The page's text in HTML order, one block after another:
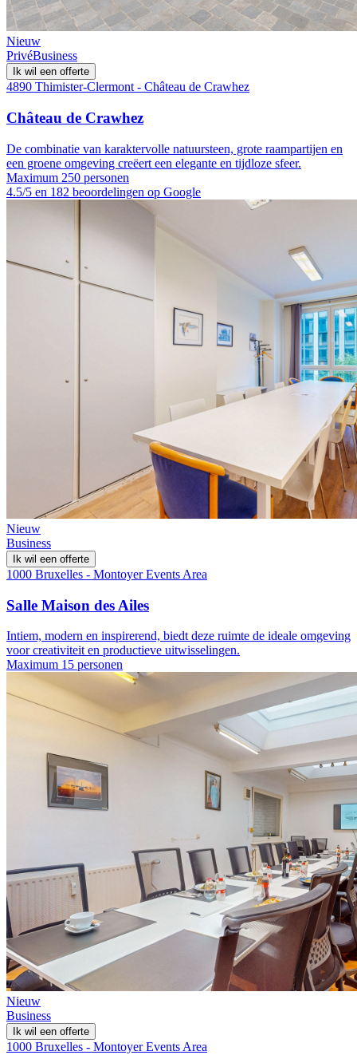
Nieuw
PrivéBusiness
Ik wil een offerte
4890 Thimister-Clermont - Château de Crawhez
Château de Crawhez
De combinatie van karaktervolle natuursteen, grote raampartijen en
een groene omgeving creëert een elegante en tijdloze sfeer.
Maximum 250 personen
4.5/5 en 182 beoordelingen op Google
Nieuw
Business
Ik wil een offerte
1000 Bruxelles - Montoyer Events Area
Salle Maison des Ailes
Intiem, modern en inspirerend, biedt deze ruimte de ideale omgeving
voor creativiteit en productieve uitwisselingen.
Maximum 15 personen
Nieuw
Business
Ik wil een offerte
1000 Bruxelles - Montoyer Events Area